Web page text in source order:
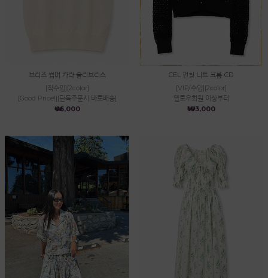
브리즈 썸머 카라 슬리브리스
[직수입][2color]
[Good Price!][단독주문시 바로배송]
₩46,000
CEL 펀칭 니트 크롭-CD
[VIP/수입][2color]
옐로우회원 이상부터
₩103,000